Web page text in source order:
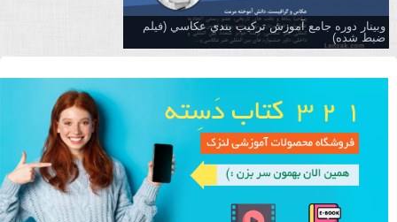
وبینار دوره جامع آموزش تركيب بندي عكاسي (فیلم
ضبط شده)